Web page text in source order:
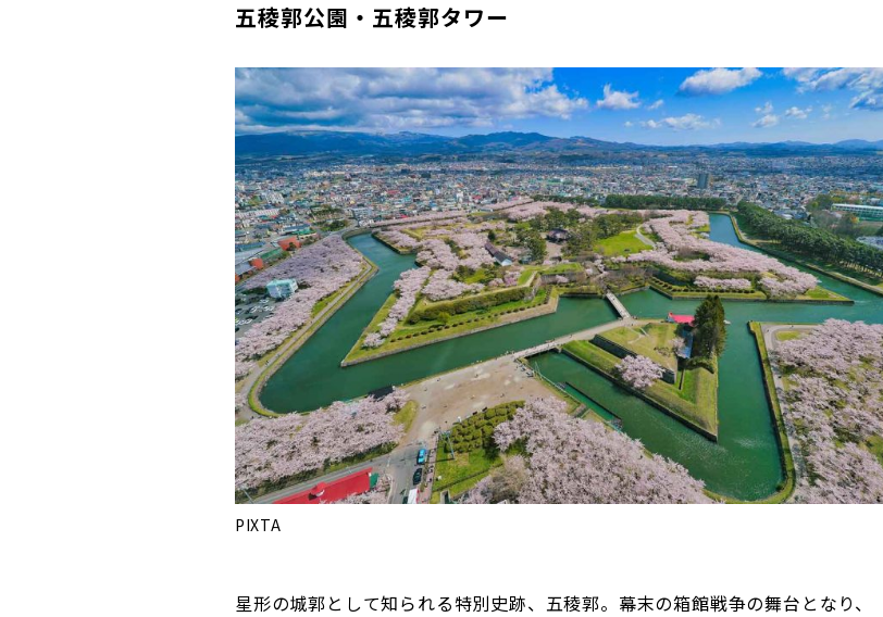
五稜郭公園・五稜郭タワー
PIXTA
星形の城郭として知られる特別史跡、五稜郭。幕末の箱館戦争の舞台となり、